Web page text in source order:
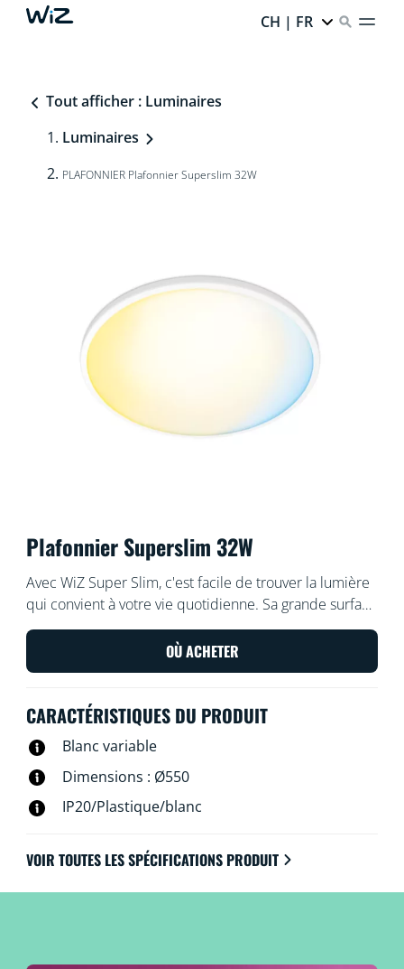
CH | FR
Tout afficher : Luminaires
Luminaires
PLAFONNIER Plafonnier Superslim 32W
Plafonnier Superslim 32W
Avec WiZ Super Slim, c'est facile de trouver la lumière
qui convient à votre vie quotidienne. Sa grande surface
lumineuse circulaire inonde votre pièce d'une lumière
bleue froide qui favorise la vigilance et la
concentration, et s'atténue en une couleur douce et
OÙ ACHETER
CARACTÉRISTIQUES DU PRODUIT
Blanc variable
Dimensions : Ø550
IP20/Plastique/blanc
VOIR TOUTES LES SPÉCIFICATIONS PRODUIT